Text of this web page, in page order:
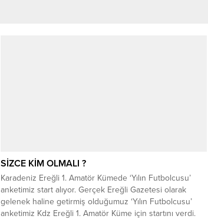
SİZCE KİM OLMALI ?
Karadeniz Ereğli 1. Amatör Kümede ‘Yılın Futbolcusu’
anketimiz start alıyor. Gerçek Ereğli Gazetesi olarak
gelenek haline getirmiş olduğumuz ‘Yılın Futbolcusu’
anketimiz Kdz Ereğli 1. Amatör Küme için startını verdi.